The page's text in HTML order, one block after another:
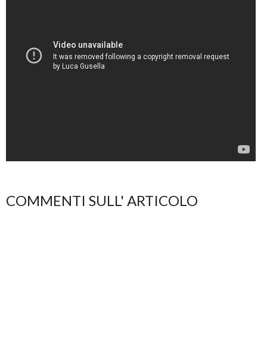
COMMENTI SULL' ARTICOLO